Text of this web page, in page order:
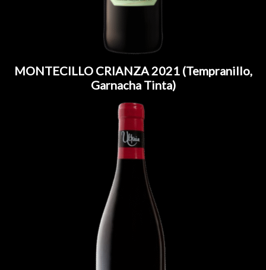
MONTECILLO CRIANZA 2021 (Tempranillo,
Garnacha Tinta)